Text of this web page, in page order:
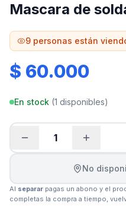
Mascara de
9 personas están
$ 60.000
En stock (1 disponibles)
1
No
Al separar pagas un abono y el
completas la compra a tiempo,